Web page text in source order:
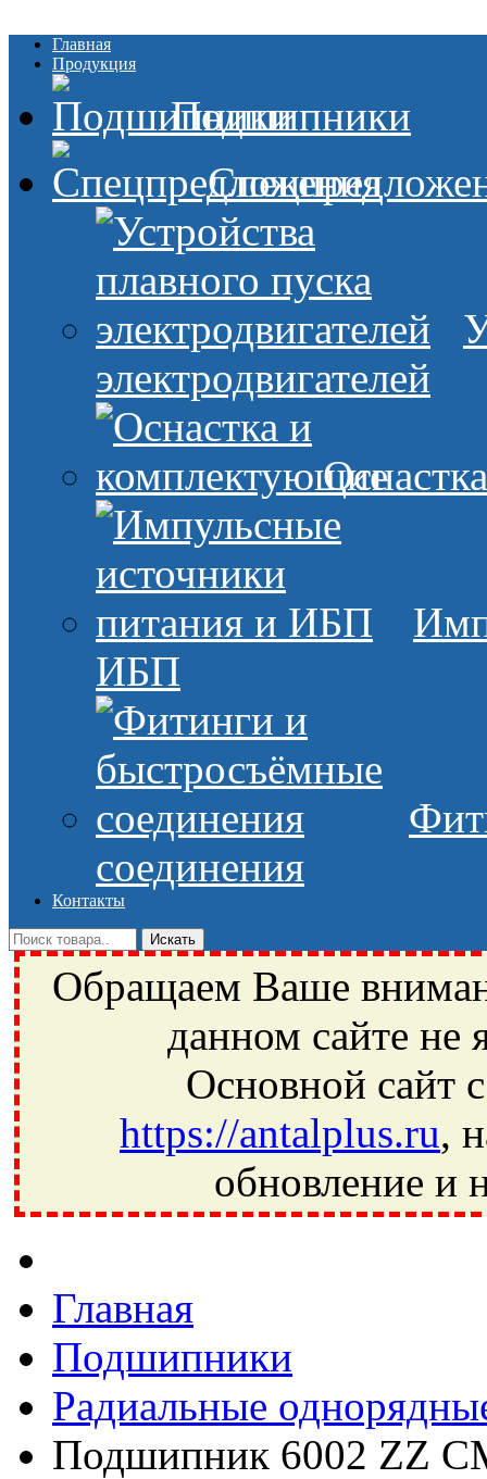
Главная
Продукция
Подшипники
электродвигателей
ИБП
соединения
Контакты
Обращаем Ваше
данном сайте не
Основной сайт
https://antalplus.ru,
обновление и
Ивантеевка, подшипники, пневматика, метизы, техника,
Главная
Подшипники
Радиальные
Подшипник 6002 ZZ